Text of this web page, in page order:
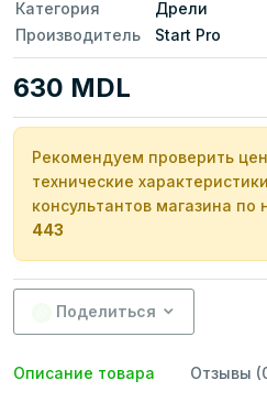
Категория
Дрели
Производитель
Start Pro
630 MDL
Рекомендуем проверить
технические
консультантов магазина по
443
Поделиться
Описание товара Отзывы